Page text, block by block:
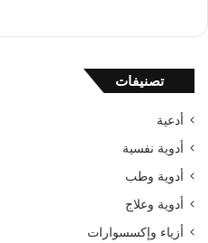
تصنيفات
أدعية
أدوية نفسية
أدوية وطب
أدوية وعلاج
أزياء وإكسسوارات